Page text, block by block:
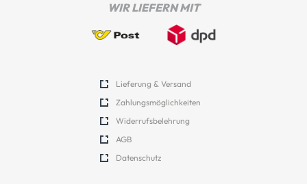
WIR LIEFERN MIT
Lieferung & Versand
Zahlungsmöglichkeiten
Widerrufsbelehrung
AGB
Datenschutz